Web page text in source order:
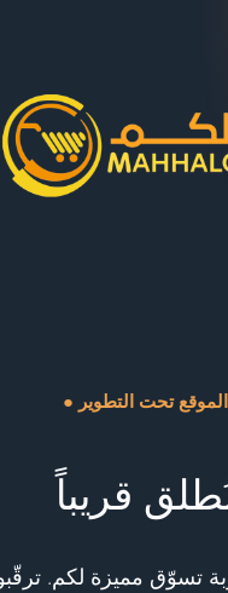
● الموقع تحت التطوير
قريباً
تسوّق مميزة لكم.